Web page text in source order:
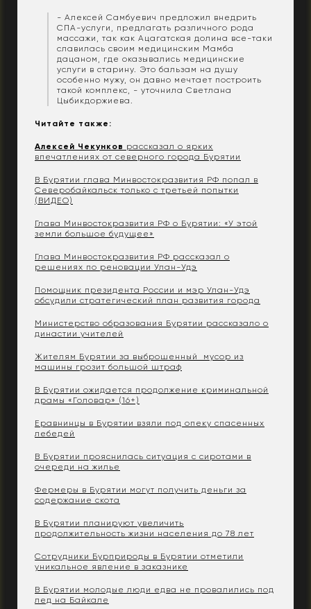
- Алексей Самбуевич предложил внедрить
СПА-услуги, предлагать различного рода
массажи, так как Ацагатская долина все-таки
славилась своим медицинским Мамба
дацаном, где оказывались медицинские
услуги в старину. Это бальзам на душу
особенно мужу, он давно мечтает построить
такой комплекс, - уточнила Светлана
Цыбикдоржиева.
Читайте также:
Алексей Чекунков рассказал о ярких
впечатлениях от северного города Бурятии
В Бурятии глава Минвостокразвития РФ попал в
Северобайкальск только с третьей попытки
(ВИДЕО)
Глава Минвостокразвития РФ о Бурятии: «У этой
земли большое будущее»
Глава Минвостокразвития РФ рассказал о
решениях по реновации Улан-Удэ
Помощник президента России и мэр Улан-Удэ
обсудили стратегический план развития города
Министерство образования Бурятии рассказало о
династии учителей
Жителям Бурятии за выброшенный мусор из
машины грозит большой штраф
В Бурятии ожидается продолжение криминальной
драмы «Головар» (16+)
Еравнинцы в Бурятии взяли под опеку спасенных
лебедей
В Бурятии прояснилась ситуация с сиротами в
очереди на жилье
Фермеры в Бурятии могут получить деньги за
содержание скота
В Бурятии планируют увеличить
продолжительность жизни населения до 78 лет
Сотрудники Бурприроды в Бурятии отметили
уникальное явление в заказнике
В Бурятии молодые люди едва не провалились под
лед на Байкале